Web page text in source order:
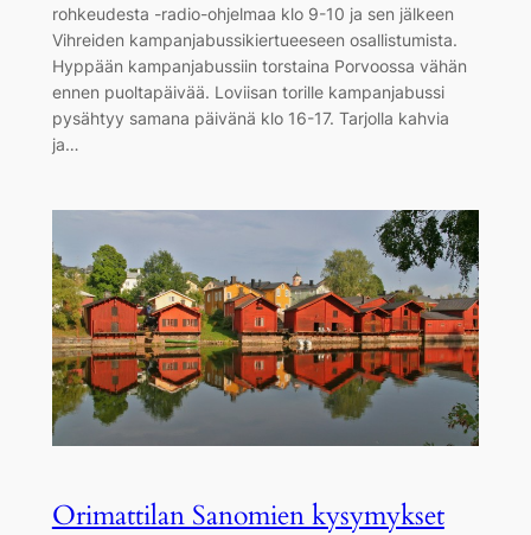
rohkeudesta -radio-ohjelmaa klo 9-10 ja sen jälkeen
Vihreiden kampanjabussikiertueeseen osallistumista.
Hyppään kampanjabussiin torstaina Porvoossa vähän
ennen puoltapäivää. Loviisan torille kampanjabussi
pysähtyy samana päivänä klo 16-17. Tarjolla kahvia
ja…
Orimattilan Sanomien kysymykset